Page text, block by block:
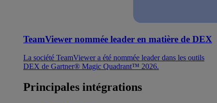
TeamViewer nommée leader en matière de DEX
La société TeamViewer a été nommée leader dans les outils
DEX de Gartner® Magic Quadrant™ 2026.
Principales intégrations